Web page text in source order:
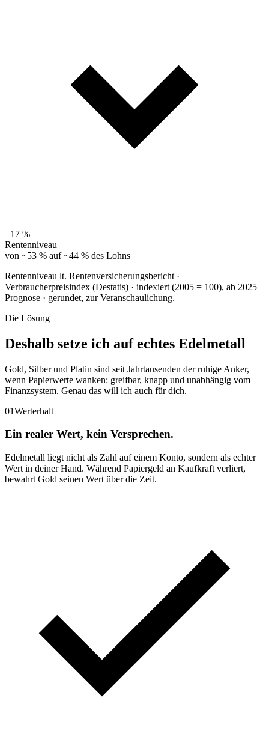
−17 %
Rentenniveau
von ~53 % auf ~44 % des Lohns
Rentenniveau lt. Rentenversicherungsbericht ·
Verbraucherpreisindex (Destatis) · indexiert (2005 = 100), ab 2025
Prognose · gerundet, zur Veranschaulichung.
Die Lösung
Deshalb setze ich auf echtes Edelmetall
Gold, Silber und Platin sind seit Jahrtausenden der ruhige Anker,
wenn Papierwerte wanken: greifbar, knapp und unabhängig vom
Finanzsystem. Genau das will ich auch für dich.
01Werterhalt
Ein realer Wert, kein Versprechen.
Edelmetall liegt nicht als Zahl auf einem Konto, sondern als echter
Wert in deiner Hand. Während Papiergeld an Kaufkraft verliert,
bewahrt Gold seinen Wert über die Zeit.